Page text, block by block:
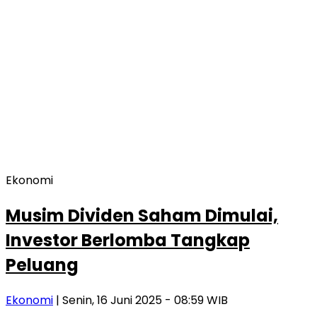
Ekonomi
Musim Dividen Saham Dimulai,
Investor Berlomba Tangkap
Peluang
Ekonomi | Senin, 16 Juni 2025 - 08:59 WIB